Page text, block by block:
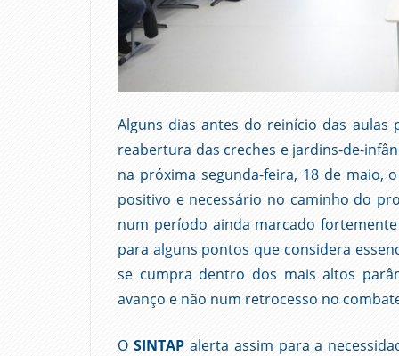
Alguns dias antes do reinício das aulas
reabertura das creches e jardins-de-
na próxima segunda-feira, 18 de maio,
positivo e necessário no caminho do
num período ainda marcado
para alguns pontos que considera
se cumpra dentro dos mais altos
avanço e não num retrocesso no
O SINTAPalerta assim para a